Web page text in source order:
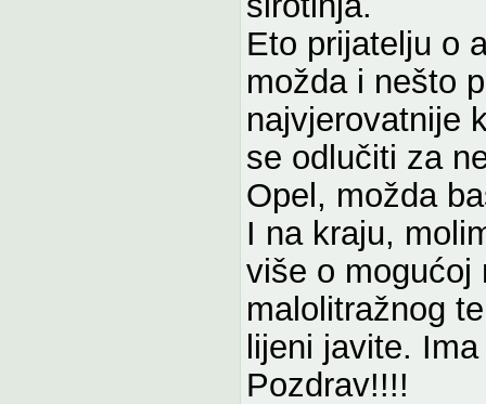
Eto prijatelju o
možda i nešto
najvjerovatnije
se odlučiti za
Opel, možda
I na kraju,
više o mogućoj
malolitražnog
lijeni javite.
Pozdrav!!!!